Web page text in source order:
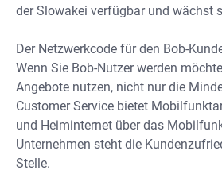
der Slowakei verfügbar und wächst
Der Netzwerkcode für den Bob-
Wenn Sie Bob-Nutzer werden
Angebote nutzen, nicht nur die
Customer Service bietet
und Heiminternet über das
Unternehmen steht die
Stelle.